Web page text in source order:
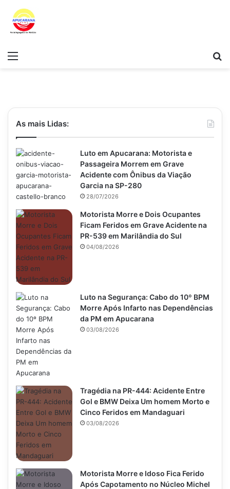
As mais Lidas:
Luto em Apucarana: Motorista e
Passageira Morrem em Grave
Acidente com Ônibus da Viação
Garcia na SP-280
28/07/2026
Motorista Morre e Dois Ocupantes
Ficam Feridos em Grave Acidente na
PR-539 em Marilândia do Sul
04/08/2026
Luto na Segurança: Cabo do 10º BPM
Morre Após Infarto nas Dependências
da PM em Apucarana
03/08/2026
Tragédia na PR-444: Acidente Entre
Gol e BMW Deixa Um homem Morto e
Cinco Feridos em Mandaguari
03/08/2026
Motorista Morre e Idoso Fica Ferido
Após Capotamento no Núcleo Michel